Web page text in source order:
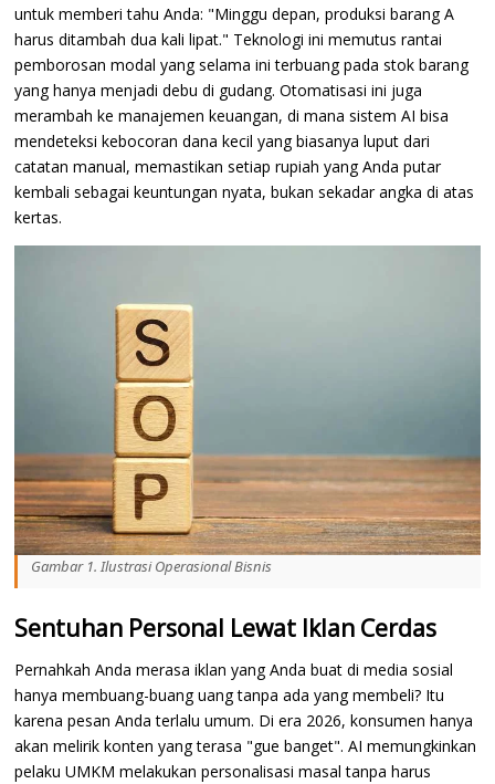
untuk memberi tahu Anda: "Minggu depan, produksi barang A
harus ditambah dua kali lipat." Teknologi ini memutus rantai
pemborosan modal yang selama ini terbuang pada stok barang
yang hanya menjadi debu di gudang. Otomatisasi ini juga
merambah ke manajemen keuangan, di mana sistem AI bisa
mendeteksi kebocoran dana kecil yang biasanya luput dari
catatan manual, memastikan setiap rupiah yang Anda putar
kembali sebagai keuntungan nyata, bukan sekadar angka di atas
kertas.
Gambar 1. Ilustrasi Operasional Bisnis
Sentuhan Personal Lewat Iklan Cerdas
Pernahkah Anda merasa iklan yang Anda buat di media sosial
hanya membuang-buang uang tanpa ada yang membeli? Itu
karena pesan Anda terlalu umum. Di era 2026, konsumen hanya
akan melirik konten yang terasa "gue banget". AI memungkinkan
pelaku UMKM melakukan personalisasi masal tanpa harus